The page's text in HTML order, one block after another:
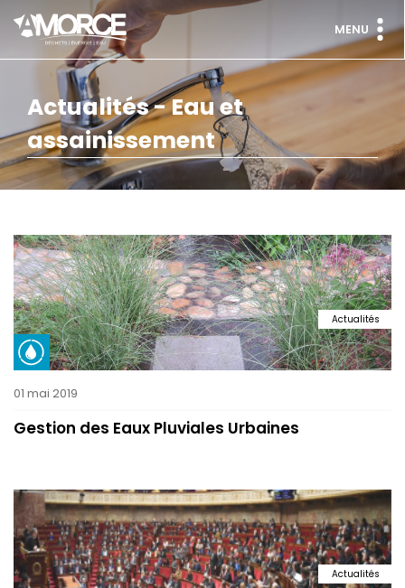
MENU
Actualités - Eau et
assainissement
Actualités
01 mai 2019
Gestion des Eaux Pluviales Urbaines
Actualités